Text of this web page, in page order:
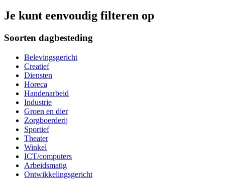
Je kunt eenvoudig filteren op
Soorten dagbesteding
Belevingsgericht
Creatief
Diensten
Horeca
Handenarbeid
Industrie
Groen en dier
Zorgboerderij
Sportief
Theater
Winkel
ICT/computers
Arbeidsmatig
Ontwikkelingsgericht